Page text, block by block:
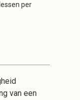
per
van een